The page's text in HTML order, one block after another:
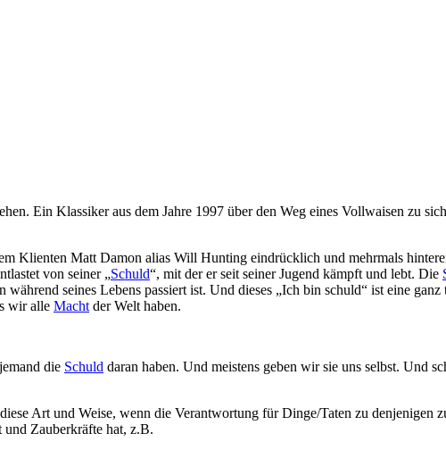
Ein Klassiker aus dem Jahre 1997 über den Weg eines Vollwaisen zu
Klienten Matt Damon alias Will Hunting eindrücklich und mehrmals
von seiner „Schuld“, mit der er seit seiner Jugend kämpft und lebt. Die
während seines Lebens passiert ist. Und dieses „Ich bin schuld“ ist eine
wir alle Macht der Welt haben.
die Schuld daran haben. Und meistens geben wir sie uns selbst. Und
Art und Weise, wenn die Verantwortung für Dinge/Taten zu denjenigen
und Zauberkräfte hat, z.B.